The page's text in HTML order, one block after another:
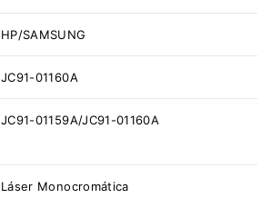
HP/SAMSUNG
JC91-01160A
JC91-01159A/JC91-01160A
Láser Monocromática